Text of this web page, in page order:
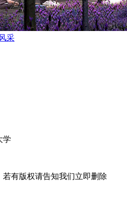
采
学
有版权请告知我们立即删除